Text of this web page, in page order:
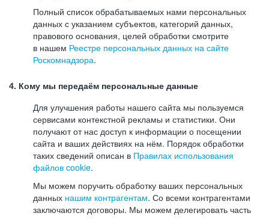
Полный список обрабатываемых нами персональных
данных с указанием субъектов, категорий данных,
правового основания, целей обработки смотрите
в нашем Реестре персональных данных на сайте
Роскомнадзора.
4. Кому мы передаём персональные данные
Для улучшения работы нашего сайта мы пользуемся
сервисами контекстной рекламы и статистики. Они
получают от нас доступ к информации о посещении
сайта и ваших действиях на нём. Порядок обработки
таких сведений описан в Правилах использования
файлов cookie.
Мы можем поручить обработку ваших персональных
данных нашим контрагентам. Со всеми контрагентами
заключаются договоры. Мы можем делегировать часть